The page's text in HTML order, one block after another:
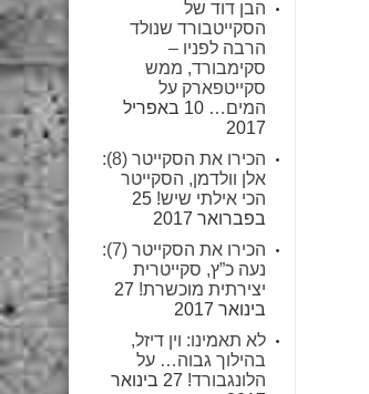
הבן דוד של
הסקייטבורד שנולד
הרבה לפניו –
סקימבורד, ממש
סקייטפארק על
המים…
10 באפריל
2017
הכירו את הסקייטר (8):
אלן וולדמן, הסקייטר
הכי אילתי שיש! 25
בפברואר 2017
הכירו את הסקייטר (7):
נעה כ”ץ, סקייטרית
יצירתית מוכשרת! 27
בינואר 2017
לא תאמינו: וין דיזל,
בהילוך גבוה… על
הלונגבורד!
27 בינואר